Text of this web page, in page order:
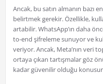
Ancak, bu satın almanın bazı
belirtmek gerekir. Özellikle,
artabilir. WhatsApp’ın daha
to-end şifreleme sunuyor ve
veriyor. Ancak, Meta’nın veri
ortaya çıkan tartışmalar göz
kadar güvenilir olduğu